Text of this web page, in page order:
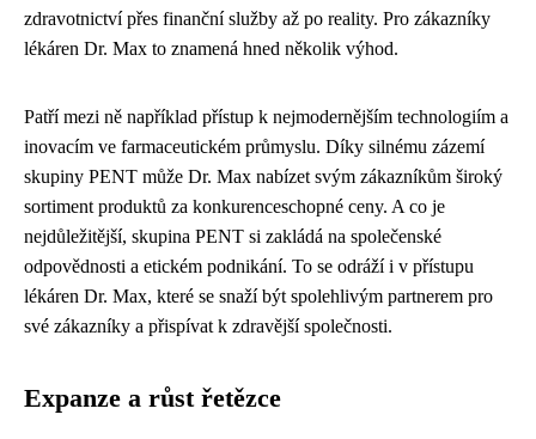
zdravotnictví přes finanční služby až po reality. Pro zákazníky
lékáren Dr. Max to znamená hned několik výhod.
Patří mezi ně například přístup k nejmodernějším technologiím a
inovacím ve farmaceutickém průmyslu. Díky silnému zázemí
skupiny PENT může Dr. Max nabízet svým zákazníkům široký
sortiment produktů za konkurenceschopné ceny. A co je
nejdůležitější, skupina PENT si zakládá na společenské
odpovědnosti a etickém podnikání. To se odráží i v přístupu
lékáren Dr. Max, které se snaží být spolehlivým partnerem pro
své zákazníky a přispívat k zdravější společnosti.
Expanze a růst řetězce